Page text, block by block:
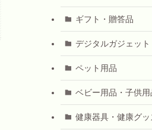
ギフト・贈答品
デジタルガジェット
ペット用品
ベビー用品・子供用
健康器具・健康グッ